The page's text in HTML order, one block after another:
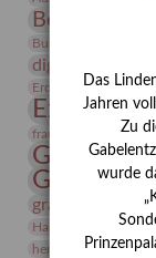
Bernhard
Burg Posterstein
digitallabor
Erdmann Julius
frauen Frauen
Gerhard-
Gerhard
grafische
Hanns-Conon von
herman de vries
Das
Jahren
Zu
wurde